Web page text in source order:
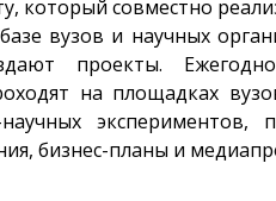
который совместно
вузов и научных
проекты.
на площадках
экспериментов,
бизнес-планы и